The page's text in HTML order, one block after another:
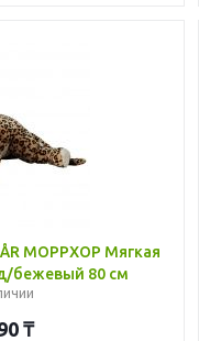
МОРРХОР Мягкая
бежевый 80 см
₸